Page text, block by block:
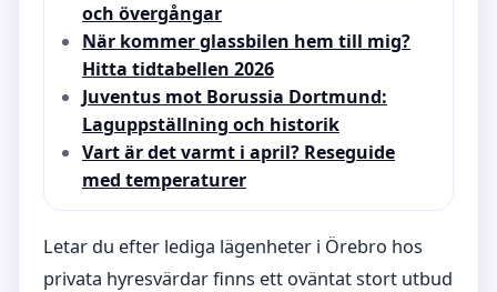
och övergångar
När kommer glassbilen hem till mig?
Hitta tidtabellen 2026
Juventus mot Borussia Dortmund:
Laguppställning och historik
Vart är det varmt i april? Reseguide
med temperaturer
Letar du efter lediga lägenheter i Örebro hos
privata hyresvärdar finns ett oväntat stort utbud